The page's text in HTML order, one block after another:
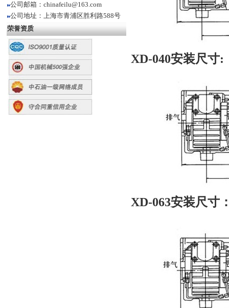
公司邮箱：chinafeilu@163.com
公司地址：上海市青浦区胜利路588号
荣誉资质
XD-040安装尺寸:
XD-063安装尺寸